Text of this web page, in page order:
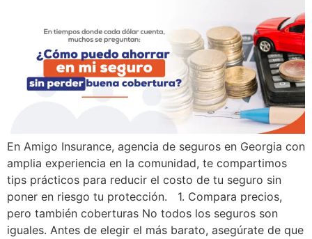
En Amigo Insurance, agencia de seguros en Georgia con
amplia experiencia en la comunidad, te compartimos
tips prácticos para reducir el costo de tu seguro sin
poner en riesgo tu protección. 1. Compara precios,
pero también coberturas No todos los seguros son
iguales. Antes de elegir el más barato, asegúrate de que